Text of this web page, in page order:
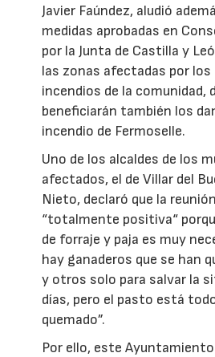
Javier Faúndez, aludió
medidas aprobadas en
por la Junta de Castilla y
las zonas afectadas por los
incendios de la comunidad,
beneficiarán también los
incendio de Fermoselle.
Uno de los alcaldes de los
afectados, el de Villar del
Nieto, declaró que la
“totalmente positiva“
de forraje y paja es muy
hay ganaderos que se han
y otros solo para salvar la
días, pero el pasto está
quemado”.
Por ello, este Ayuntamiento